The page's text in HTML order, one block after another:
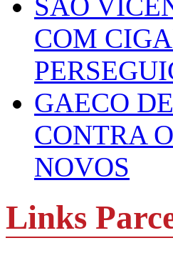
COM
GAECO
CONTRA
NOVOS
Links